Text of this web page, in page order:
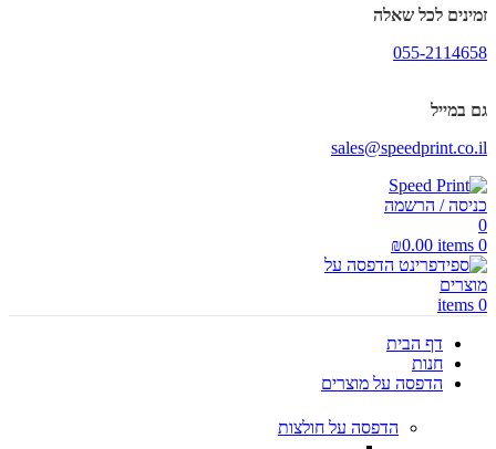
זמינים לכל שאלה
055-2114658
גם במייל
sales@speedprint.co.il
כניסה / הרשמה
0
0
items
₪0.00
0
items
דף הבית
חנות
הדפסה על מוצרים
הדפסה על חולצות